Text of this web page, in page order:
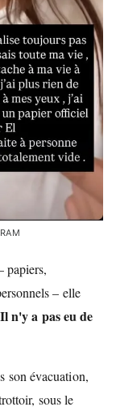
papiers,
– elle
n'y a pas eu de
son évacuation,
sous le